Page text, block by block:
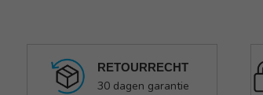
RETOURRECHT
30 dagen garantie